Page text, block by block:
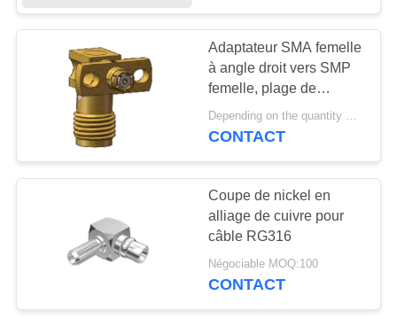
NOUS
VISITE
D'USINE
CONTRÔLE
DE
QUALITÉ
CONTACTEZ-
NOUS
Connecteur de SMP
rf
236
Connecteur de
SMPM rf
fonctionnement optimale
DC-11GHz
Adaptateur SMA femelle
à angle droit vers SMP
femelle, plage de
fréquences 0,3 MHz à
18 GHz, utilisant un
Depending on the quantity MOQ:en stock
CONTACT
Coupe de nickel en
alliage de cuivre pour
câble RG316
Négociable MOQ:100
CONTACT